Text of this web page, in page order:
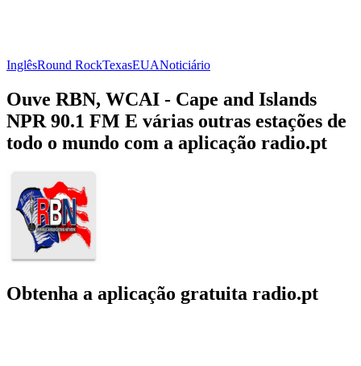
InglêsRound RockTexasEUANoticiário
Ouve RBN, WCAI - Cape and Islands
NPR 90.1 FM E várias outras estações de
todo o mundo com a aplicação radio.pt
Obtenha a aplicação gratuita radio.pt